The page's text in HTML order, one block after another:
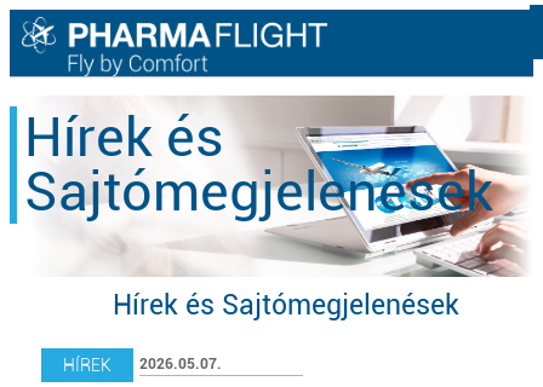
Hírek és
Sajtómegjelenések
Hírek és Sajtómegjelenések
HÍREK 2026.05.07.